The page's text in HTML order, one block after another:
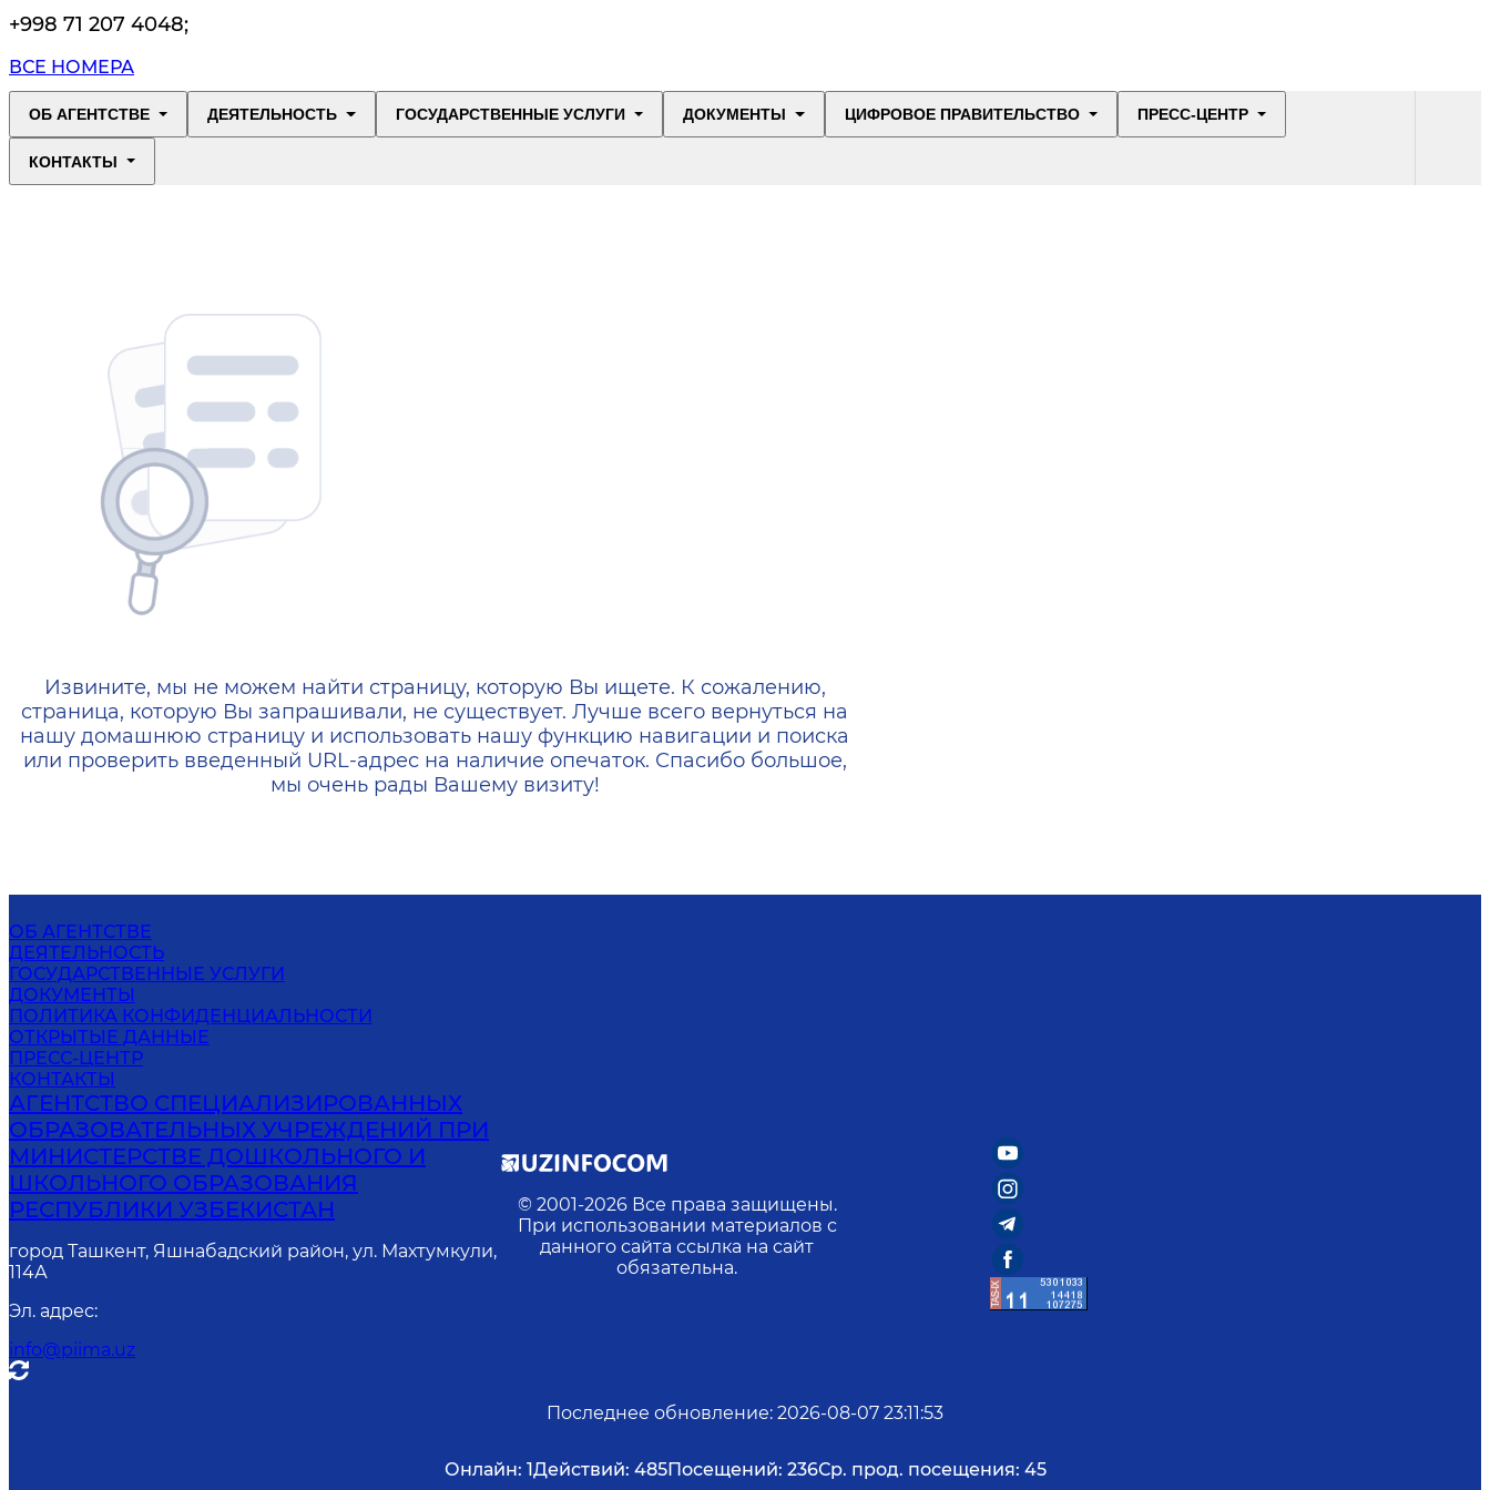
+998 71 207 4048;
ВСЕ НОМЕРА
ОБ АГЕНТСТВЕ ДЕЯТЕЛЬНОСТЬ ГОСУДАРСТВЕННЫЕ УСЛУГИ ДОКУМЕНТЫ ЦИФРОВОЕ ПРАВИТЕЛЬСТВО ПРЕСС-ЦЕНТР
КОНТАКТЫ
404 — Страница не найдена
Извините, мы не можем найти страницу, которую Вы ищете. К сожалению,
страница, которую Вы запрашивали, не существует. Лучше всего вернуться на
нашу домашнюю страницу и использовать нашу функцию навигации и поиска
или проверить введенный URL-адрес на наличие опечаток. Спасибо большое,
мы очень рады Вашему визиту!
ОБ АГЕНТСТВЕ
ДЕЯТЕЛЬНОСТЬ
ГОСУДАРСТВЕННЫЕ УСЛУГИ
ДОКУМЕНТЫ
ПОЛИТИКА КОНФИДЕНЦИАЛЬНОСТИ
ОТКРЫТЫЕ ДАННЫЕ
ПРЕСС-ЦЕНТР
КОНТАКТЫ
АГЕНТСТВО СПЕЦИАЛИЗИРОВАННЫХ
ОБРАЗОВАТЕЛЬНЫХ УЧРЕЖДЕНИЙ ПРИ
МИНИСТЕРСТВЕ ДОШКОЛЬНОГО И
ШКОЛЬНОГО ОБРАЗОВАНИЯ
РЕСПУБЛИКИ УЗБЕКИСТАН
город Ташкент, Яшнабадский район, ул. Махтумкули,
114А
Эл. адрес:
info@piima.uz
© 2001-2026 Все права защищены.
При использовании материалов с
данного сайта ссылка на сайт
обязательна.
Последнее обновление: 2026-08-07 23:11:53
Онлайн: 1Действий: 485Посещений: 236Ср. прод. посещения: 45